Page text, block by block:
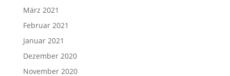
März 2021
Februar 2021
Januar 2021
Dezember 2020
November 2020